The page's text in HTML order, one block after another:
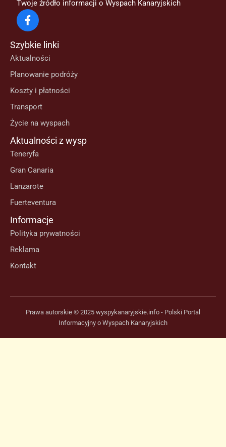
Twoje źródło informacji o Wyspach Kanaryjskich
Szybkie linki
Aktualności
Planowanie podróży
Koszty i płatności
Transport
Życie na wyspach
Aktualności z wysp
Teneryfa
Gran Canaria
Lanzarote
Fuerteventura
Informacje
Polityka prywatności
Reklama
Kontakt
Prawa autorskie © 2025 wyspykanaryjskie.info - Polski Portal
Informacyjny o Wyspach Kanaryjskich